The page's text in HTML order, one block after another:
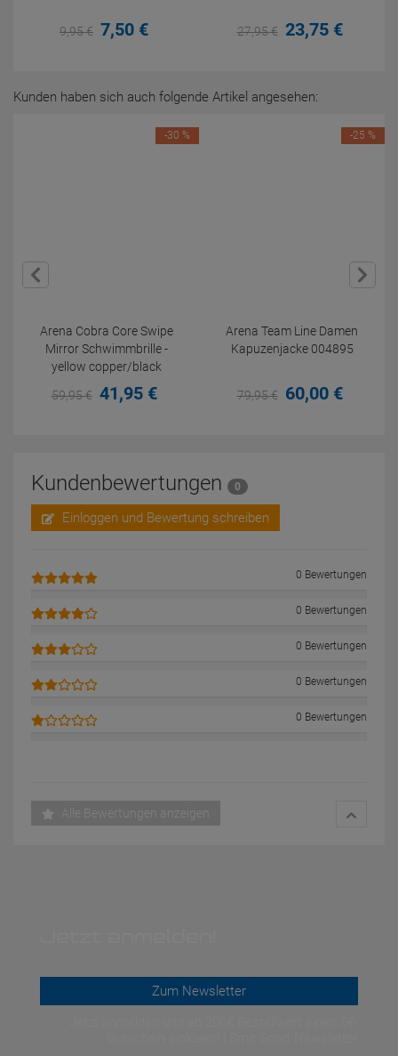
9,95€ 7,50 € 27,95€ 23,75 €
Kunden haben sich auch folgende Artikel angesehen:
Arena Cobra Core Swipe
Mirror Schwimmbrille -
yellow copper/black
59,95€ 41,95 €
-30 %
Arena Team Line Damen
Kapuzenjacke 004895
79,95€ 60,00 €
-25 %
Kundenbewertungen 0
Einloggen und Bewertung schreiben
0 Bewertungen
0 Bewertungen
0 Bewertungen
0 Bewertungen
0 Bewertungen
Alle Bewertungen anzeigen
Zum Newsletter